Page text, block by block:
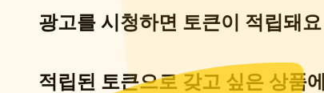
광고를 시청하면 토큰이 적립돼요
적립된 토큰으로 갖고 싶은 상품에